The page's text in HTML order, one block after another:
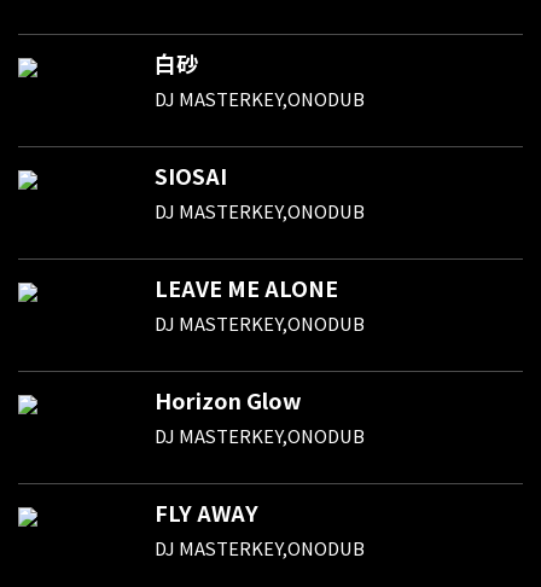
白砂
DJ MASTERKEY,ONODUB
SIOSAI
DJ MASTERKEY,ONODUB
LEAVE ME ALONE
DJ MASTERKEY,ONODUB
Horizon Glow
DJ MASTERKEY,ONODUB
FLY AWAY
DJ MASTERKEY,ONODUB